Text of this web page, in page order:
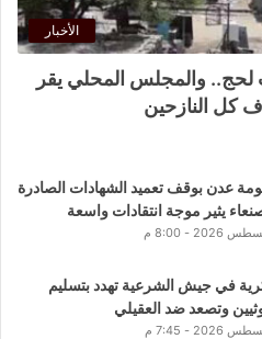
الأخبار
والمجلس المحلي يقر
كل النازحين
عدن بوقف تعميد الشهادات الصادرة
يثير موجة انتقادات واسعة
في جيش الشرعية تهدد بتسليم
وتصعد ضد العقيلي